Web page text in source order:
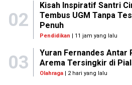
02
Kisah Inspiratif Santri
Tembus UGM Tanpa
Penuh
Pendidikan | 11 jam yang lalu
03
Yuran Fernandes Antar
Arema Tersingkir di
Olahraga| 2 hari yang lalu